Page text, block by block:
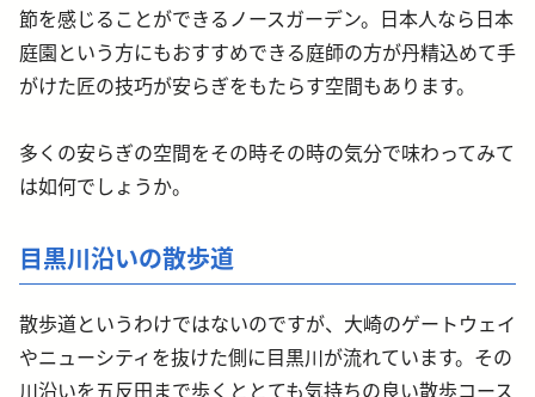
節を感じることができるノースガーデン。日本人なら日本
庭園という方にもおすすめできる庭師の方が丹精込めて手
がけた匠の技巧が安らぎをもたらす空間もあります。
多くの安らぎの空間をその時その時の気分で味わってみて
は如何でしょうか。
目黒川沿いの散歩道
散歩道というわけではないのですが、大崎のゲートウェイ
やニューシティを抜けた側に目黒川が流れています。その
川沿いを五反田まで歩くととても気持ちの良い散歩コース